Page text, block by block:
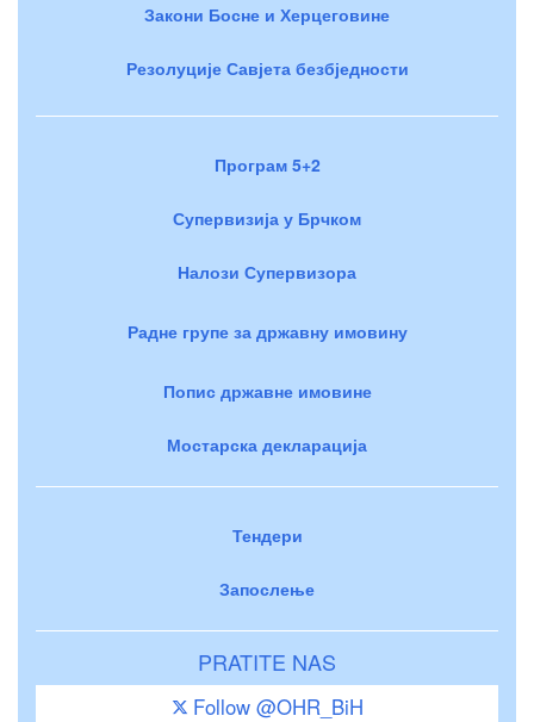
Закони Босне и Херцеговине
Резолуције Савјета безбједности
Програм 5+2
Супервизија у Брчком
Налози Супервизора
Радне групе за државну имовину
Попис државне имовине
Мостарска декларација
Тендери
Запослење
PRATITE NAS
Follow @OHR_BiH